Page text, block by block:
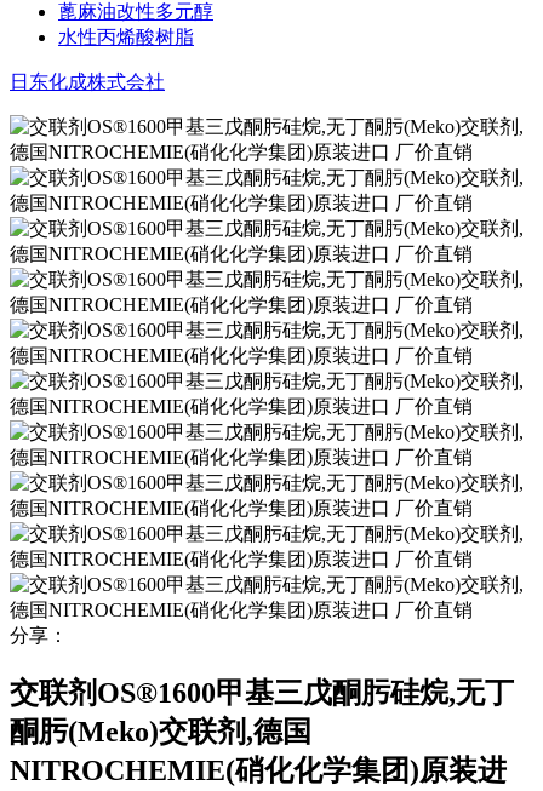
蓖麻油改性多元醇
水性丙烯酸树脂
日东化成株式会社
分享：
交联剂OS®1600甲基三戊酮肟硅烷,无丁
酮肟(Meko)交联剂,德国
NITROCHEMIE(硝化化学集团)原装进